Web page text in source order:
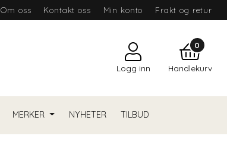
Om oss Kontakt oss Min konto Frakt og retur
Logg inn
0
Handlekurv
MERKER NYHETER TILBUD